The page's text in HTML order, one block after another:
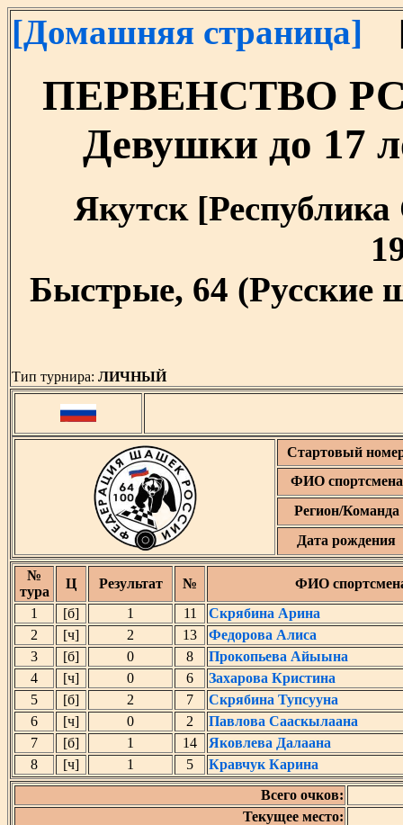
[Домашняя страница]
ПЕРВЕНСТВО
Девушки до 17
Якутск
Быстрые, 64 (Русские
Тип турнира: ЛИЧНЫЙ
Стартовый
ФИО спортсмена
Регион/Команда
Дата рождения
№
тура
Ц Результат №
ФИО
1
[б] 1 11
Скрябина Арина
2
[ч] 2 13
Федорова Алиса
3
[б] 0 8
Прокопьева Айыына
4
[ч] 0 6
Захарова Кристина
5
[б] 2 7
Скрябина Тупсууна
6
[ч] 0 2
Павлова Сааскылаана
7
[б] 1 14
Яковлева Далаана
8
[ч] 1 5
Кравчук Карина
Всего очков:
Текущее место: